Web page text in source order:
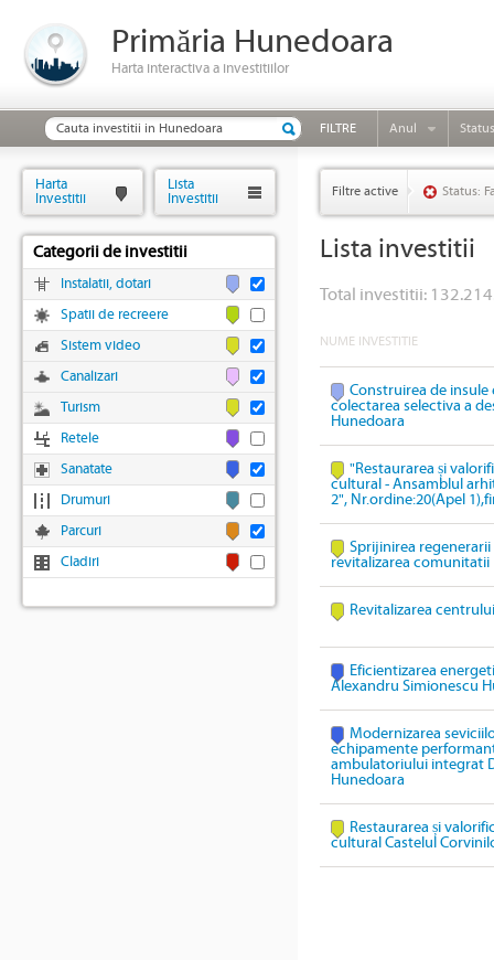
Primăria Hunedoara
Harta interactiva a investitiilor
FILTRE Anul Status
Filtre active Status:
Lista investitii
Total investitii:
NUME INVESTITIE
Construirea de
colectarea selectiva a
Hunedoara
"Restaurarea și
cultural - Ansamblul
2", Nr.ordine:20(Apel
Sprijinirea
revitalizarea comunitatii
Revitalizarea
Eficientizarea
Alexandru Simionescu
Modernizarea
echipamente
ambulatoriului integrat
Hunedoara
Restaurarea și
cultural Castelul
Harta
Investitii
Lista
Investitii
Categorii de investitii
Instalatii, dotari
Spatii de recreere
Sistem video
Canalizari
Turism
Retele
Sanatate
Drumuri
Parcuri
Cladiri